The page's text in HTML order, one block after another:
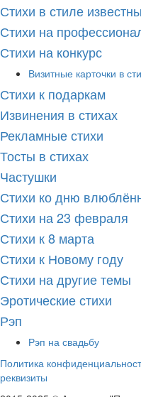
Стихи в стиле
Стихи на
Стихи на конкурс
Визитные карточки в
Стихи к подаркам
Извинения в стихах
Рекламные стихи
Тосты в стихах
Частушки
Стихи ко дню
Стихи на 23 февраля
Стихи к 8 марта
Стихи к Новому году
Стихи на другие темы
Эротические стихи
Рэп
Рэп на свадьбу
Политика
реквизиты